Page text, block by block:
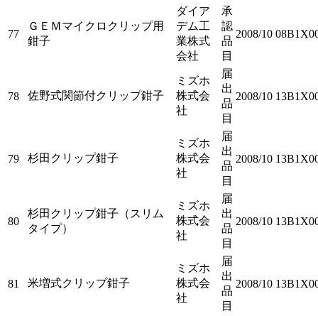
77
ＧＥＭマイクロクリップ用
鉗子
ダイア
デム工
業株式
会社
承
認
品
目
2008/10
78 佐野式関節付クリップ鉗子
ミズホ
株式会
社
届
出
品
目
2008/10
79 杉田クリップ鉗子
ミズホ
株式会
社
届
出
品
目
2008/10
80
杉田クリップ鉗子（スリム
タイプ）
ミズホ
株式会
社
届
出
品
目
2008/10
81 米増式クリップ鉗子
ミズホ
株式会
社
届
出
品
目
2008/10